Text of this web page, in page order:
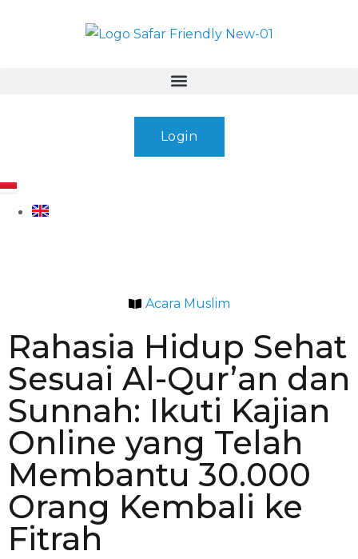
Login
Acara Muslim
Rahasia Hidup Sehat
Sesuai Al-Qur’an dan
Sunnah: Ikuti Kajian
Online yang Telah
Membantu 30.000
Orang Kembali ke
Fitrah